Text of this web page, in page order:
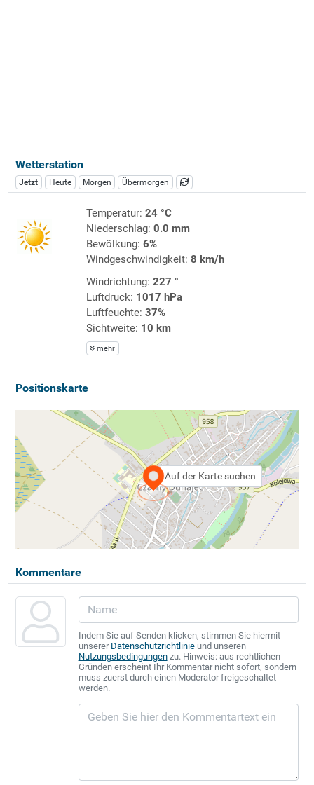
Wetterstation
Jetzt Heute Morgen Übermorgen
Temperatur: 24 °C
Niederschlag: 0.0 mm
Bewölkung: 6%
Windgeschwindigkeit: 8 km/h
Windrichtung: 227 °
Luftdruck: 1017 hPa
Luftfeuchte: 37%
Sichtweite: 10 km
mehr
Positionskarte
Auf der Karte suchen
Kommentare
Indem Sie auf Senden klicken, stimmen Sie hiermit
unserer Datenschutzrichtlinieund unseren
Nutzungsbedingungenzu. Hinweis: aus rechtlichen
Gründen erscheint Ihr Kommentar nicht sofort, sondern
muss zuerst durch einen Moderator freigeschaltet
werden.